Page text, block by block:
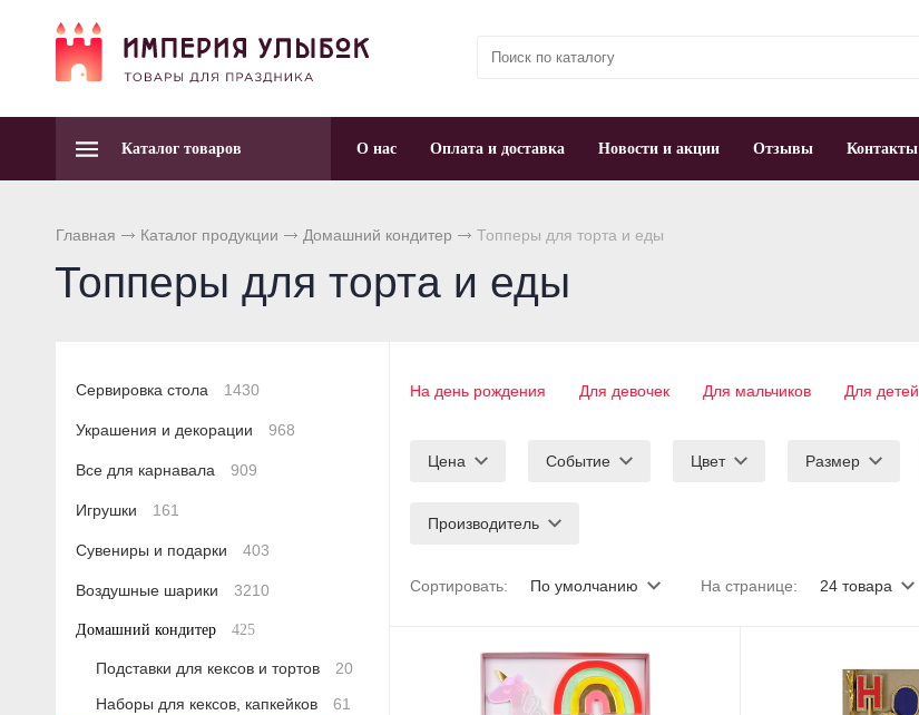
Каталог товаров О нас Оплата и доставка Новости и акции Отзывы Контакты
Главная Каталог продукции Домашний кондитер Топперы для торта и еды
Топперы для торта и еды
На день рождения Для девочек Для мальчиков Для детей
Цена Событие Цвет Размер
Производитель
Сортировать: По умолчанию На странице: 24 товара
Сервировка стола 1430
Украшения и декорации 968
Все для карнавала 909
Игрушки 161
Сувениры и подарки 403
Воздушные шарики 3210
Домашний кондитер 425
Подставки для кексов и тортов
20
Наборы для кексов, капкейков
61